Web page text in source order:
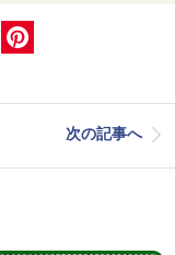
次の記事へ